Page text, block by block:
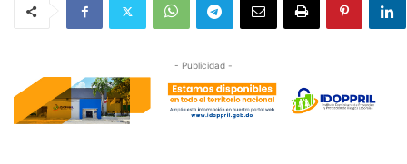
- Publicidad -